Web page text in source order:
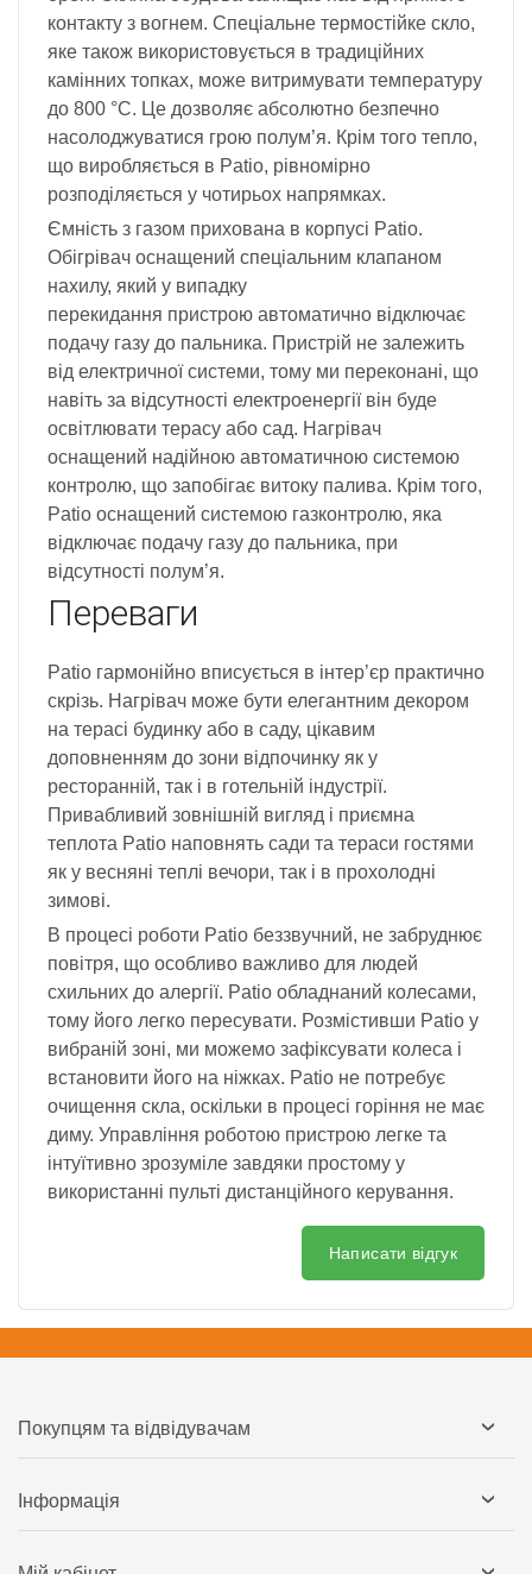
контакту з вогнем. Спеціальне термостійке скло,
яке також використовується в традиційних
камінних топках, може витримувати температуру
до 800 °C. Це дозволяє абсолютно безпечно
насолоджуватися грою полум’я. Крім того тепло,
що виробляється в Patio, рівномірно
розподіляється у чотирьох напрямках.
Ємність з газом прихована в корпусі Patio.
Обігрівач оснащений спеціальним клапаном
нахилу, який у випадку
перекидання пристрою автоматично відключає
подачу газу до пальника. Пристрій не залежить
від електричної системи, тому ми переконані, що
навіть за відсутності електроенергії він буде
освітлювати терасу або сад. Нагрівач
оснащений надійною автоматичною системою
контролю, що запобігає витоку палива. Крім того,
Patio оснащений системою газконтролю, яка
відключає подачу газу до пальника, при
відсутності полум’я.
Переваги
Patio гармонійно вписується в інтер’єр практично
скрізь. Нагрівач може бути елегантним декором
на терасі будинку або в саду, цікавим
доповненням до зони відпочинку як у
ресторанній, так і в готельній індустрії.
Привабливий зовнішній вигляд і приємна
теплота Patio наповнять сади та тераси гостями
як у весняні теплі вечори, так і в прохолодні
зимові.
В процесі роботи Patio беззвучний, не забруднює
повітря, що особливо важливо для людей
схильних до алергії. Patio обладнаний колесами,
тому його легко пересувати. Розмістивши Patio у
вибраній зоні, ми можемо зафіксувати колеса і
встановити його на ніжках. Patio не потребує
очищення скла, оскільки в процесі горіння не має
диму. Управління роботою пристрою легке та
інтуїтивно зрозуміле завдяки простому у
використанні пульті дистанційного керування.
Написати відгук
Покупцям та відвідувачам
Інформація